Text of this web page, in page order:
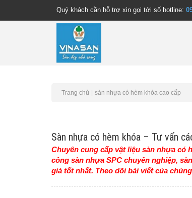
Quý khách cần hỗ trợ xin gọi tới số hotline:
Trang chủ sàn nhựa có hèm khóa cao cấp
Sàn nhựa có hèm khóa – Tư vấn
Chuyên cung cấp vật liệu sàn nhựa có
công sàn nhựa SPC chuyên nghiệp,
giá tốt nhất. Theo dõi bài viết của